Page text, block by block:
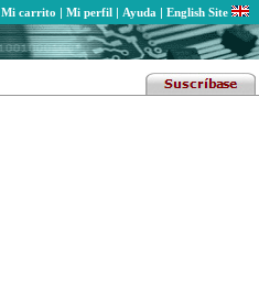
Mi carrito | Mi perfil | Ayuda | English Site